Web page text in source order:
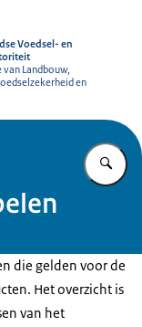
Voedsel- en
Landbouw,
en
die gelden voor de
Het overzicht is
van het